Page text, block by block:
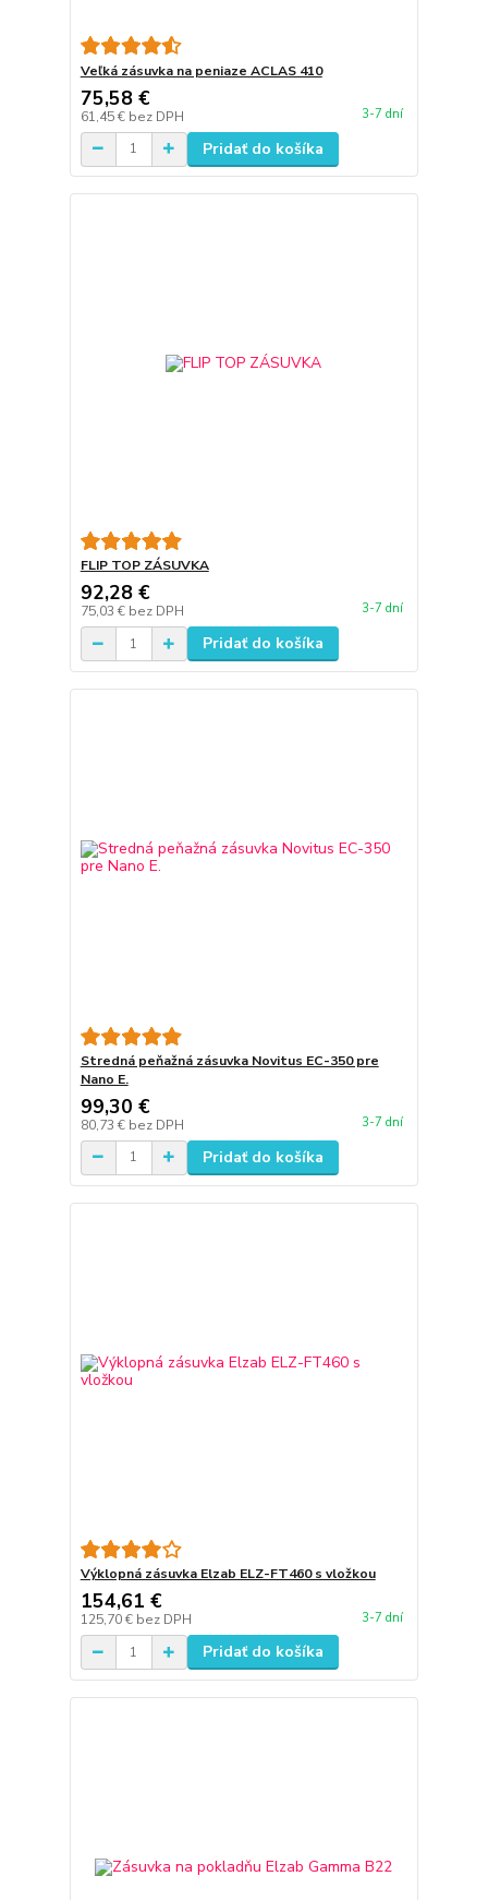
Veľká zásuvka na peniaze ACLAS 410
75,58 €
61,45 € bez DPH 3-7 dní
Pridať do košíka
FLIP TOP ZÁSUVKA
92,28 €
75,03 € bez DPH 3-7 dní
Pridať do košíka
Stredná peňažná zásuvka Novitus EC-350 pre
Nano E.
99,30 €
80,73 € bez DPH 3-7 dní
Pridať do košíka
Výklopná zásuvka Elzab ELZ-FT460 s vložkou
154,61 €
125,70 € bez DPH 3-7 dní
Pridať do košíka